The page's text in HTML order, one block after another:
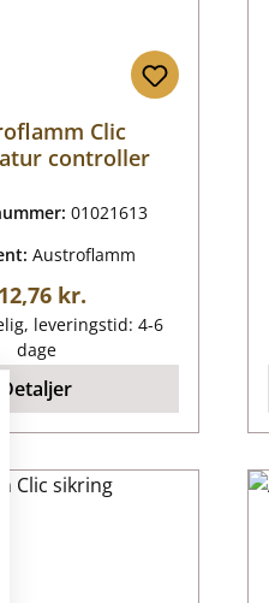
Clic
controller
01021613
Austroflamm
pris:
kr.
leveringstid: 4-6
dage
Detaljer